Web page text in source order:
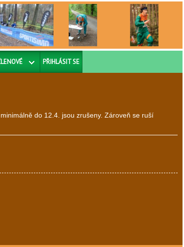
PŘIHLÁSIT SE
do 12.4. jsou zrušeny. Zároveň se ruší